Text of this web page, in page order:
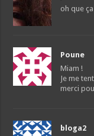
oh que ça
Poune
Miam !
Je me
merci
bloga2